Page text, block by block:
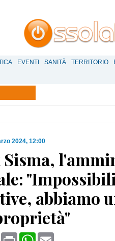
EVENTI SANITÀ TERRITORIO
2024, 12:00
Sisma,
abbiamo
X Print WhatsApp